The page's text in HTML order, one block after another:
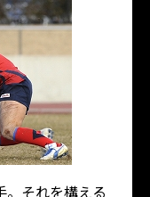
。それを構える